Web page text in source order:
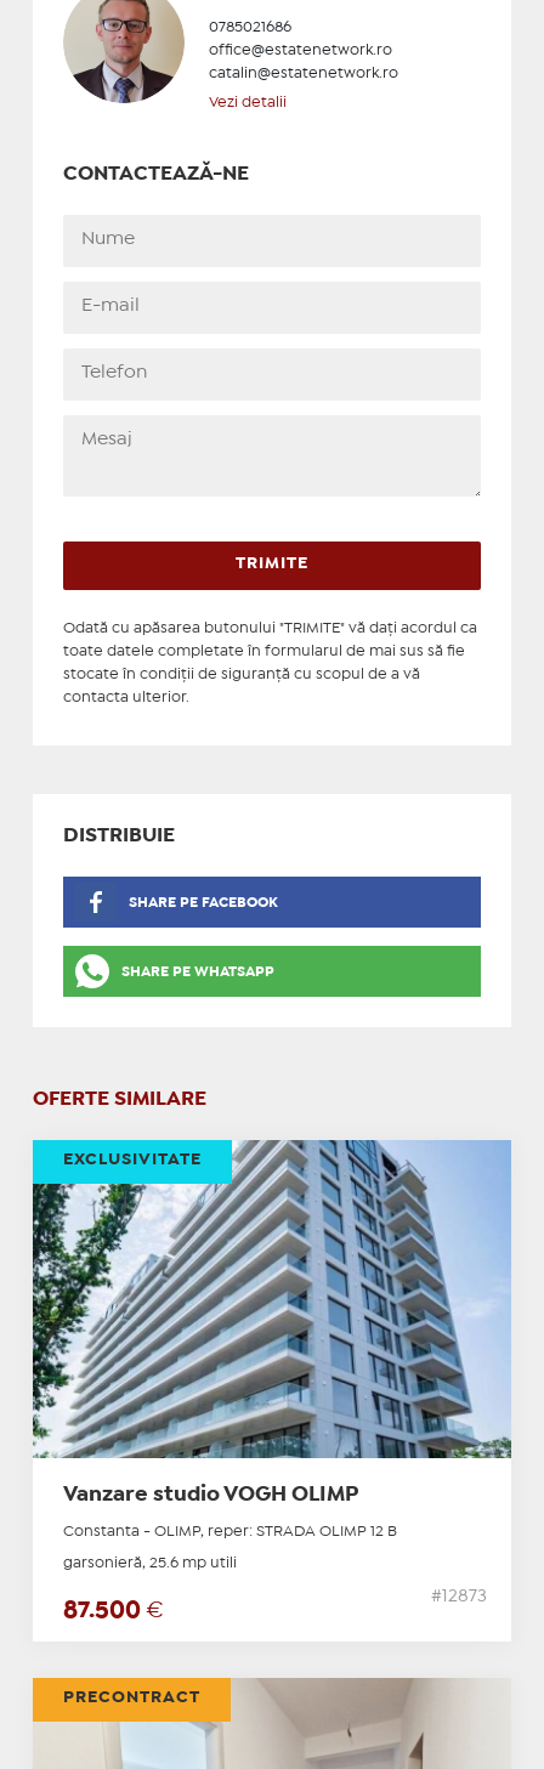
0785021686
office@estatenetwork.ro
catalin@estatenetwork.ro
Vezi detalii
CONTACTEAZĂ-NE
Odată cu apăsarea butonului "TRIMITE" vă daţi acordul ca
toate datele completate în formularul de mai sus să fie
stocate în condiţii de siguranţă cu scopul de a vă
contacta ulterior.
DISTRIBUIE
SHARE PE FACEBOOK
SHARE PE WHATSAPP
OFERTE SIMILARE
Vanzare studio VOGH OLIMP
Constanta - OLIMP, reper: STRADA OLIMP 12 B
garsonieră, 25.6 mp utili
87.500 €
#12873
EXCLUSIVITATE
PRECONTRACT